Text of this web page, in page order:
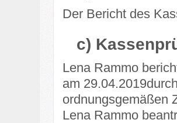
Der Bericht des
c)
Lena Rammo
am
ordnungsgemäßen
Lena Rammo